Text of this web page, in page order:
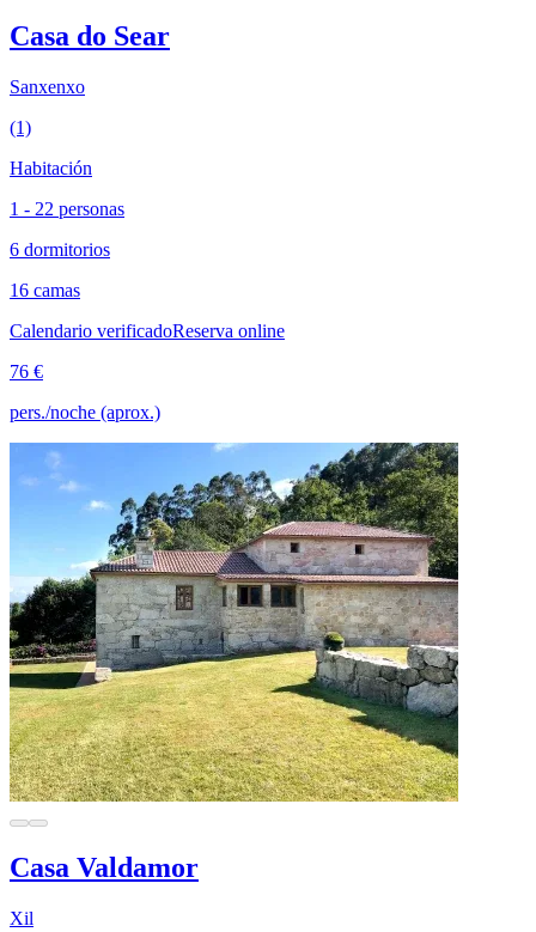
Casa do Sear
Sanxenxo
(1)
Habitación
1 - 22 personas
6 dormitorios
16 camas
Calendario verificadoReserva online
76 €
pers./noche (aprox.)
Casa Valdamor
Xil